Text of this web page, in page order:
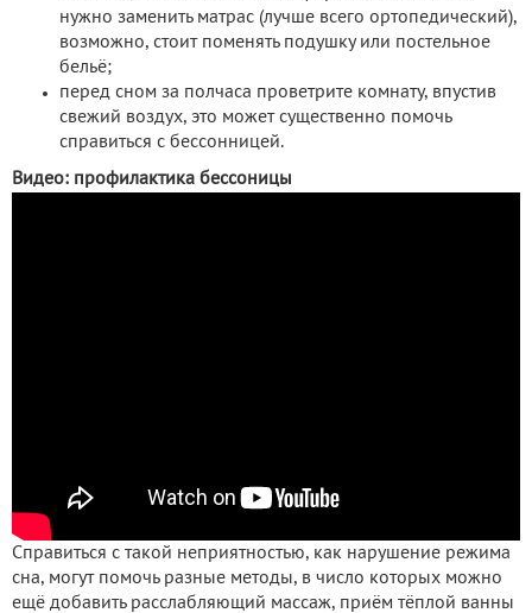
нужно заменить матрас (лучше всего ортопедический),
возможно, стоит поменять подушку или постельное
бельё;
перед сном за полчаса проветрите комнату, впустив
свежий воздух, это может существенно помочь
справиться с бессонницей.
Видео: профилактика бессоницы
Справиться с такой неприятностью, как нарушение режима
сна, могут помочь разные методы, в число которых можно
ещё добавить расслабляющий массаж, приём тёплой ванны